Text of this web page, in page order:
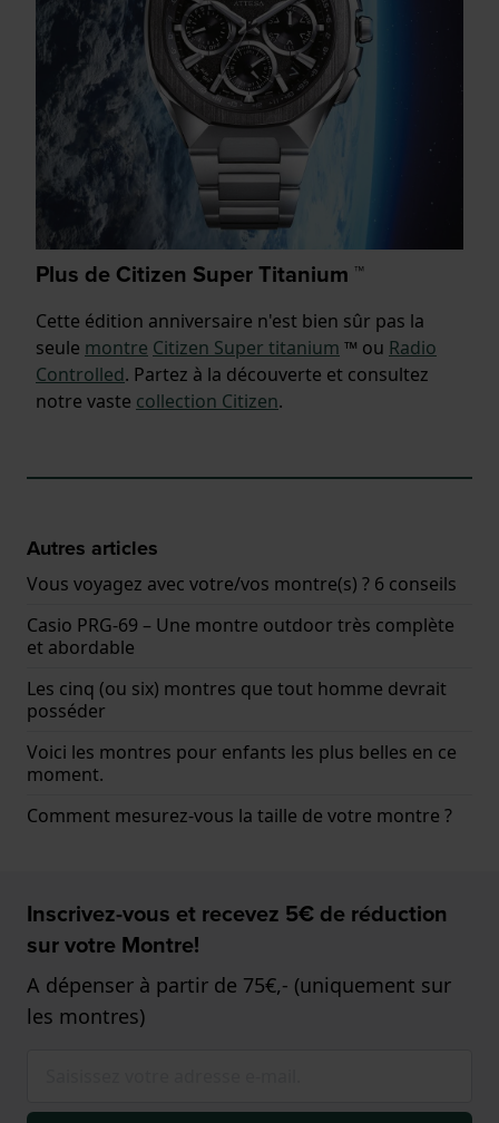
Plus de Citizen Super Titanium ™
Cette édition anniversaire n'est bien sûr pas la
seule montre Citizen Super titanium ™ ou Radio
Controlled. Partez à la découverte et consultez
notre vaste collection Citizen.
Autres articles
Vous voyagez avec votre/vos montre(s) ? 6 conseils
Casio PRG-69 – Une montre outdoor très complète
et abordable
Les cinq (ou six) montres que tout homme devrait
posséder
Voici les montres pour enfants les plus belles en ce
moment.
Comment mesurez-vous la taille de votre montre ?
Inscrivez-vous et recevez 5€ de réduction
sur votre Montre!
A dépenser à partir de 75€,- (uniquement sur
les montres)